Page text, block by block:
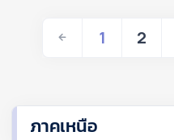
1 2
ภาคเหนือ